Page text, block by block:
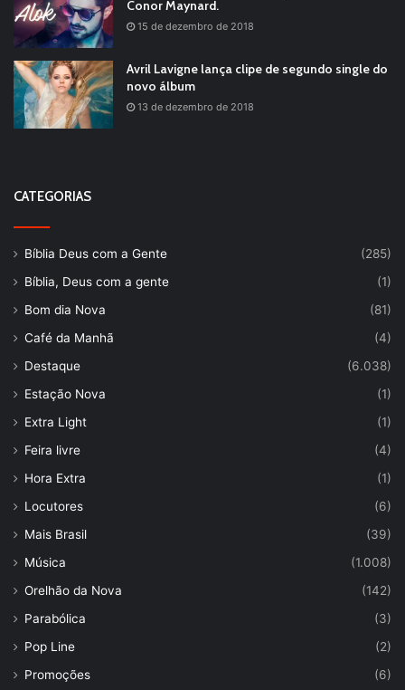
Conor Maynard.
15 de dezembro de 2018
Avril Lavigne lança clipe de segundo single do
novo álbum
13 de dezembro de 2018
CATEGORIAS
Bíblia Deus com a Gente
(285)
Bíblia, Deus com a gente
(1)
Bom dia Nova
(81)
Café da Manhã
(4)
Destaque
(6.038)
Estação Nova
(1)
Extra Light
(1)
Feira livre
(4)
Hora Extra
(1)
Locutores
(6)
Mais Brasil
(39)
Música
(1.008)
Orelhão da Nova
(142)
Parabólica
(3)
Pop Line
(2)
Promoções
(6)